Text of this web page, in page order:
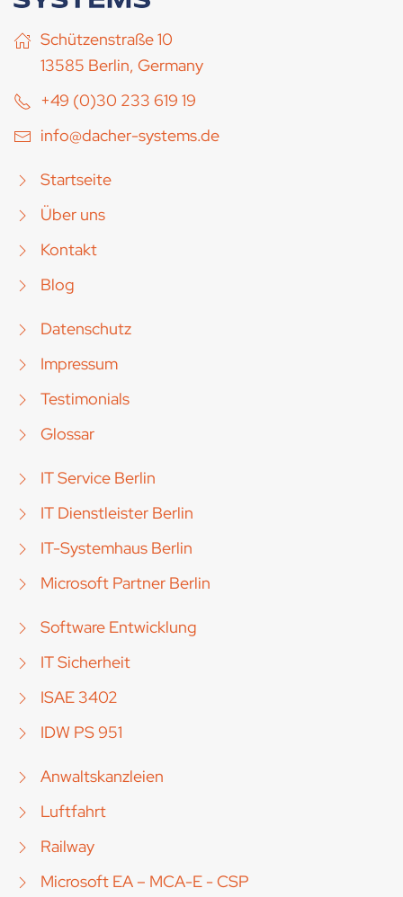
Schützenstraße 10
13585 Berlin, Germany
+49 (0)30 233 619 19
info@dacher-systems.de
Startseite
Über uns
Kontakt
Blog
Datenschutz
Impressum
Testimonials
Glossar
IT Service Berlin
IT Dienstleister Berlin
IT-Systemhaus Berlin
Microsoft Partner Berlin
Software Entwicklung
IT Sicherheit
ISAE 3402
IDW PS 951
Anwaltskanzleien
Luftfahrt
Railway
Microsoft EA – MCA-E - CSP